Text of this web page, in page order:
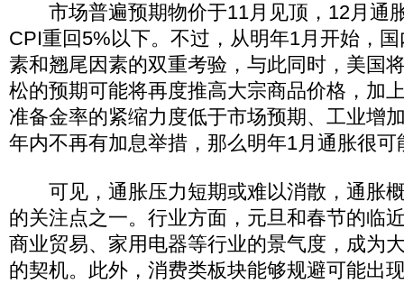
市场普遍预期物价于11月见顶，12月通
CPI重回5%以下。不过，从明年1月开始，
素和翘尾因素的双重考验，与此同时，美国
松的预期可能将再度推高大宗商品价格，加
准备金率的紧缩力度低于市场预期、工业增
年内不再有加息举措，那么明年1月通胀很可
可见，通胀压力短期或难以消散，通胀
的关注点之一。行业方面，元旦和春节的临
商业贸易、家用电器等行业的景气度，成为
的契机。此外，消费类板块能够规避可能出